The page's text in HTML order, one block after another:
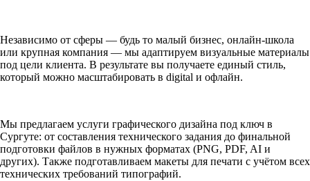
Независимо от сферы — будь то малый бизнес, онлайн-школа
или крупная компания — мы адаптируем визуальные материалы
под цели клиента. В результате вы получаете единый стиль,
который можно масштабировать в digital и офлайн.
Мы предлагаем услуги графического дизайна под ключ в
Сургуте: от составления технического задания до финальной
подготовки файлов в нужных форматах (PNG, PDF, AI и
других). Также подготавливаем макеты для печати с учётом всех
технических требований типографий.